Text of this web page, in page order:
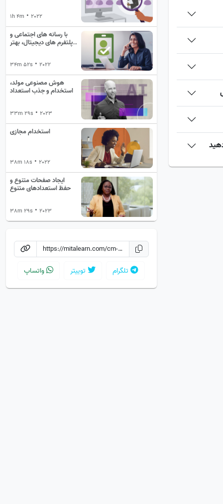
1h 4m •2022
با رسانه های اجتماعی و
پلتفرم های دیجیتال، بهتر
34m 52s •2022
هوش مصنوعی مولد،
استخدام و جذب استعداد
33m 29s •2023
استخدام مجازی
38m 18s •2022
ایجاد صفحات متنوع و
حفظ استعدادهای متنوع
38m 29s •2023
تلگرام توییتر واتساپ